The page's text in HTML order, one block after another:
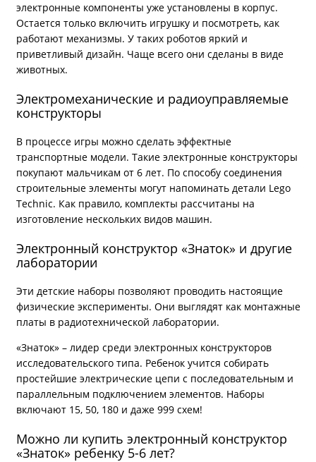
электронные компоненты уже установлены в корпус.
Остается только включить игрушку и посмотреть, как
работают механизмы. У таких роботов яркий и
приветливый дизайн. Чаще всего они сделаны в виде
животных.
Электромеханические и радиоуправляемые
конструкторы
В процессе игры можно сделать эффектные
транспортные модели. Такие электронные конструкторы
покупают мальчикам от 6 лет. По способу соединения
строительные элементы могут напоминать детали Lego
Technic. Как правило, комплекты рассчитаны на
изготовление нескольких видов машин.
Электронный конструктор «Знаток» и другие
лаборатории
Эти детские наборы позволяют проводить настоящие
физические эксперименты. Они выглядят как монтажные
платы в радиотехнической лаборатории.
«Знаток» – лидер среди электронных конструкторов
исследовательского типа. Ребенок учится собирать
простейшие электрические цепи с последовательным и
параллельным подключением элементов. Наборы
включают 15, 50, 180 и даже 999 схем!
Можно ли купить электронный конструктор
«Знаток» ребенку 5-6 лет?